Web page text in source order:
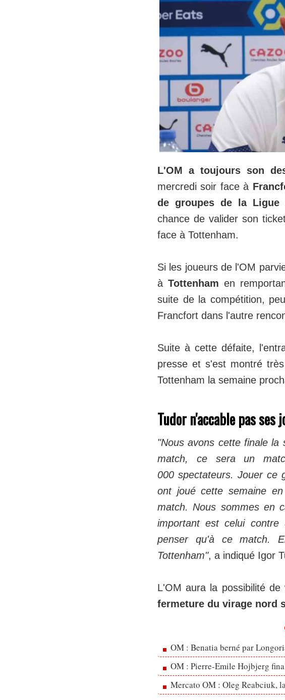
L'OM a toujours son
mercredi soir face à
de groupes de la Ligue
chance de valider son
face à Tottenham.
Si les joueurs de l'OM
à Tottenham en
suite de la compétition,
Francfort dans l'autre
Suite à cette défaite,
presse et s'est montré
Tottenham la semaine
Tudor n'accable pas
"Nous avons cette finale la
match, ce sera un
000 spectateurs. Jouer ce
ont joué cette semaine
match. Nous sommes en
important est celui contre
penser qu'à ce match.
Tottenham", a indiqué Igor
L'OM aura la possibilité
fermeture du virage nord
OM : Benatia berné par
OM : Pierre-Emile Hojbjerg
Mercato OM : Oleg Reabciuk,